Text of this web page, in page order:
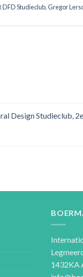
DFD Studieclub,Gregor
Design Studieclub,
1432KA